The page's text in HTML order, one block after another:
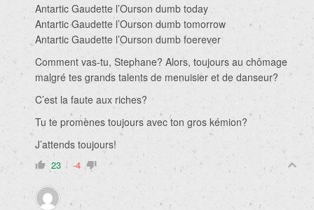
Antartic Gaudette l’Ourson dumb today
Antartic Gaudette l’Ourson dumb tomorrow
Antartic Gaudette l’Ourson dumb foerever
Comment vas-tu, Stephane? Alors, toujours au chômage
malgré tes grands talents de menuisier et de danseur?
C’est la faute aux riches?
Tu te promènes toujours avec ton gros kémion?
J’attends toujours!
23 -4